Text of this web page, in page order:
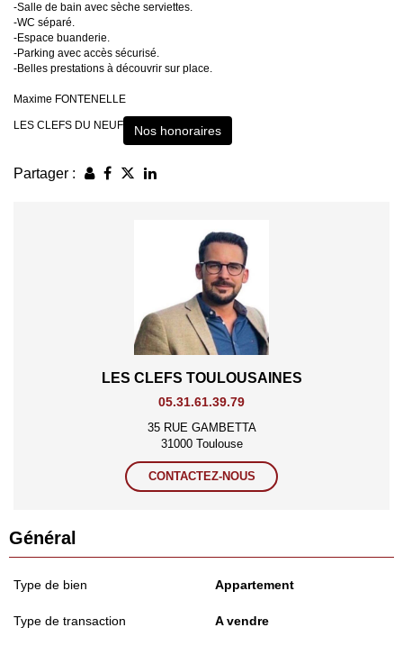
-Salle de bain avec sèche serviettes.
-WC séparé.
-Espace buanderie.
-Parking avec accès sécurisé.
-Belles prestations à découvrir sur place.
Maxime FONTENELLE
LES CLEFS DU NEUF Nos honoraires
Partager :
LES CLEFS TOULOUSAINES
05.31.61.39.79
35 RUE GAMBETTA
31000 Toulouse
CONTACTEZ-NOUS
Général
Type de bien Appartement
Type de transaction A vendre